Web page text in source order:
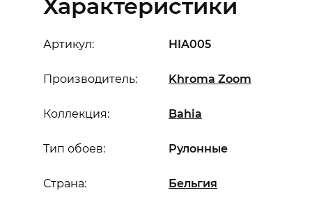
Характеристики
Артикул: HIA005
Производитель: Khroma Zoom
Коллекция: Bahia
Страна: Бельгия
Тип обоев: Рулонные